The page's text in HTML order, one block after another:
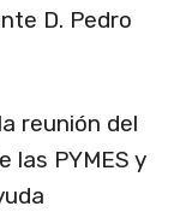
D. Pedro
reunión del
las PYMES y